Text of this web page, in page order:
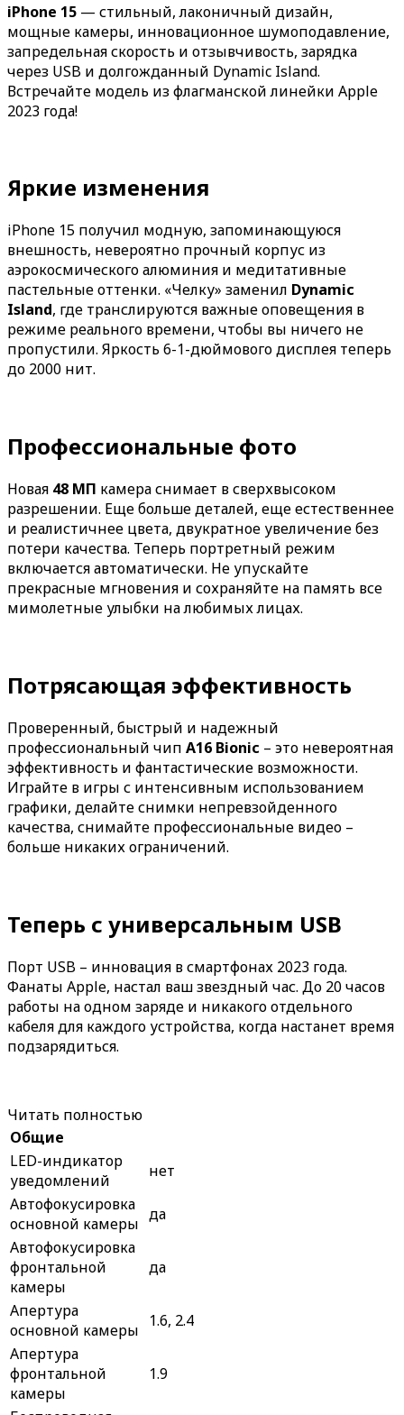
iPhone 15 — стильный, лаконичный дизайн,
мощные камеры, инновационное шумоподавление,
запредельная скорость и отзывчивость, зарядка
через USB и долгожданный Dynamic Island.
Встречайте модель из флагманской линейки Apple
2023 года!
Яркие изменения
iPhone 15 получил модную, запоминающуюся
внешность, невероятно прочный корпус из
аэрокосмического алюминия и медитативные
пастельные оттенки. «Челку» заменил Dynamic
Island, где транслируются важные оповещения в
режиме реального времени, чтобы вы ничего не
пропустили. Яркость 6-1-дюймового дисплея теперь
до 2000 нит.
Профессиональные фото
Новая 48 МП камера снимает в сверхвысоком
разрешении. Еще больше деталей, еще естественнее
и реалистичнее цвета, двукратное увеличение без
потери качества. Теперь портретный режим
включается автоматически. Не упускайте
прекрасные мгновения и сохраняйте на память все
мимолетные улыбки на любимых лицах.
Потрясающая эффективность
Проверенный, быстрый и надежный
профессиональный чип A16 Bionic – это невероятная
эффективность и фантастические возможности.
Играйте в игры с интенсивным использованием
графики, делайте снимки непревзойденного
качества, снимайте профессиональные видео –
больше никаких ограничений.
Теперь с универсальным USB
Порт USB – инновация в смартфонах 2023 года.
Фанаты Apple, настал ваш звездный час. До 20 часов
работы на одном заряде и никакого отдельного
кабеля для каждого устройства, когда настанет время
подзарядиться.
Читать полностью
Общие
LED-индикатор
уведомлений
нет
Автофокусировка
основной камеры да
Автофокусировка
фронтальной
камеры
да
Апертура
основной камеры
1.6, 2.4
Апертура
фронтальной
камеры
1.9